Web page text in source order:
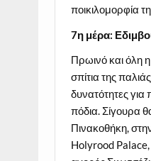
ποικιλομορφία
7η μέρα:
Πρωινό και όλη
σπίτια της
δυνατότητες
πόδια. Σίγουρα
Πινακοθήκη,
Holyrood Palace,